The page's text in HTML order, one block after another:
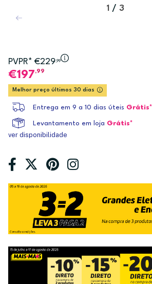
1 / 3
PVPR* €229,99
197,99
Melhor preço últimos 30 dias
Entrega em 9 a 10 dias úteis Grátis*
Levantamento em loja Grátis*
ver disponibilidade